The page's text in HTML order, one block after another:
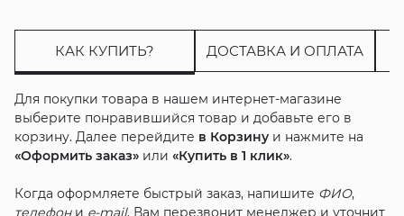
КАК КУПИТЬ? ДОСТАВКА И ОПЛАТА
Для покупки товара в нашем интернет-магазине
выберите понравившийся товар и добавьте его в
корзину. Далее перейдите в Корзинуи нажмите на
«Оформить заказ»или «Купить в 1 клик».
Когда оформляете быстрый заказ, напишите ФИО,
телефони e-mail. Вам перезвонит менеджер и уточнит